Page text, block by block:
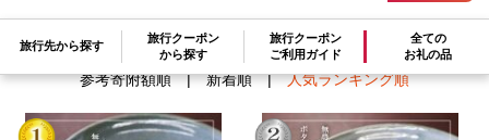
旅行先から探す
旅行クーポン
から探す
旅行クーポン
ご利用ガイド
全ての
お礼の品
検索結果一覧 1～3件 / 全3件
参考寄附額順|新着順|人気ランキング順